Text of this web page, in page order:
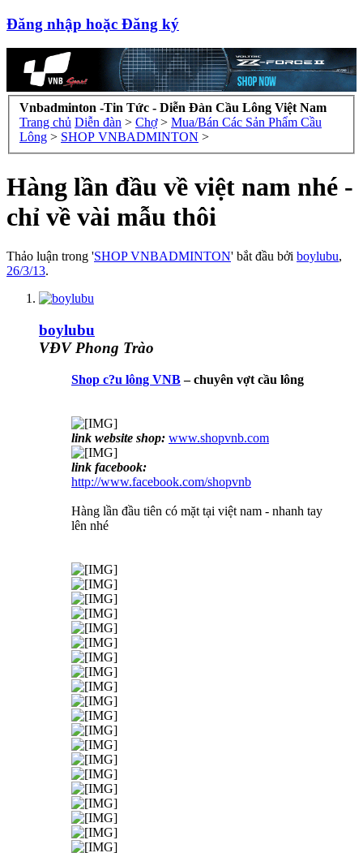
Đăng nhập hoặc Đăng ký
Vnbadminton -Tin Tức - Diễn Đàn Cầu Lông Việt Nam
Trang chủ Diễn đàn > Chợ > Mua/Bán Các Sản Phẩm Cầu
Lông > SHOP VNBADMINTON >
Hàng lần đầu về việt nam nhé -
chỉ về vài mẫu thôi
Thảo luận trong 'SHOP VNBADMINTON' bắt đầu bởi boylubu,
26/3/13.
boylubu
VĐV Phong Trào
Shop c?u lông VNB– chuyên vợt cầu lông
link website shop: www.shopvnb.com
link facebook:
http://www.facebook.com/shopvnb
Hàng lần đầu tiên có mặt tại việt nam - nhanh tay
lên nhé